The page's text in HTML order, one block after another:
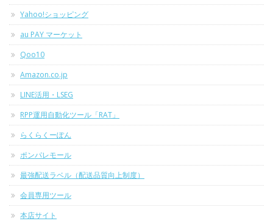
Yahoo!ショッピング
au PAY マーケット
Qoo10
Amazon.co.jp
LINE活用・LSEG
RPP運用自動化ツール「RAT」
らくらくーぽん
ポンパレモール
最強配送ラベル（配送品質向上制度）
会員専用ツール
本店サイト